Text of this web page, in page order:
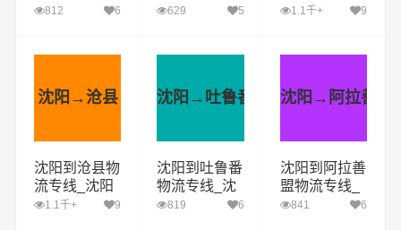
阳到霍城县货
812 6
到商洛货运公
629 5
阳到泰宁县货
1.1千+ 9
沈阳→沧县
沈阳到沧县物
流专线_沈阳
到沧县货运公
1.1千+ 9
沈阳→吐鲁番
沈阳到吐鲁番
物流专线_沈
阳到吐鲁番货
819 6
沈阳→阿拉善盟
沈阳到阿拉善
盟物流专线_
沈阳到阿拉善
841 6